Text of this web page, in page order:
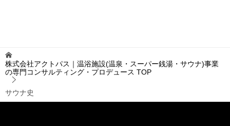
株式会社アクトパス｜温浴施設(温泉・スーパー銭湯・サウナ)事業
の専門コンサルティング・プロデュース TOP
サウナ史